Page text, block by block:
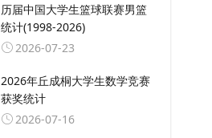
历届中国大学生篮球联赛男篮
统计(1998-2026)
2026-07-23
2026年丘成桐大学生数学竞赛
获奖统计
2026-07-16